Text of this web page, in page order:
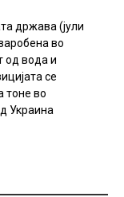
држава (јули
во
од вода и
се
тоне во
Украина